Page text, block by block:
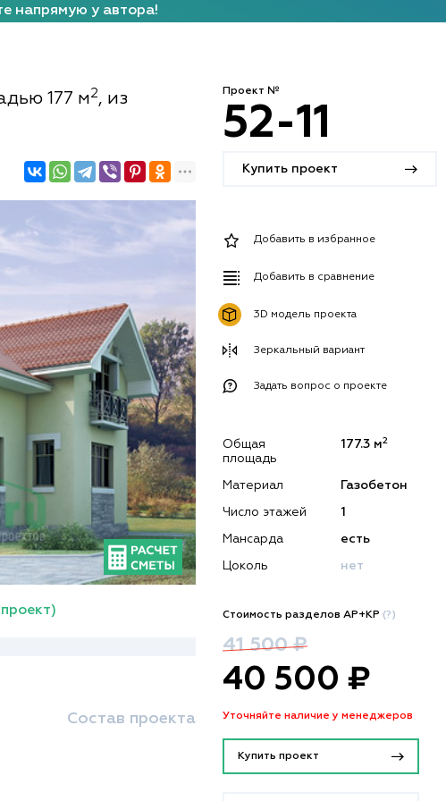
напрямую у автора!
177 м2, из
Состав проекта
Проект №
52-11
Купить проект
Добавить в избранное
Добавить в сравнение
3D модель проекта
Зеркальный вариант
Задать вопрос о проекте
Общая
площадь
177.3 м2
Материал Газобетон
Число этажей 1
Мансарда есть
Цоколь нет
Стоимость разделов АР+КР (?)
41 500 ₽
40 500 ₽
Уточняйте наличие у менеджеров
Купить проект